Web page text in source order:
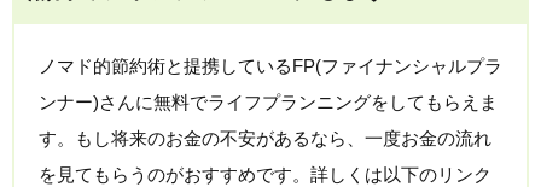
ノマド的節約術と提携しているFP(ファイナンシャルプラ
ンナー)さんに無料でライフプランニングをしてもらえま
す。もし将来のお金の不安があるなら、一度お金の流れ
を見てもらうのがおすすめです。詳しくは以下のリンク